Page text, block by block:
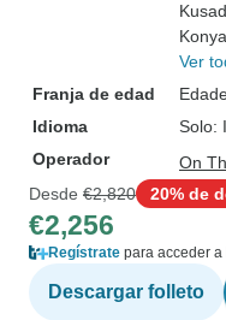
Konya
Ver
Franja de edad
Idioma
Solo:
Operador
On
Desde €2,820 20% de
€2,256
Regístrate para acceder
Descargar folleto